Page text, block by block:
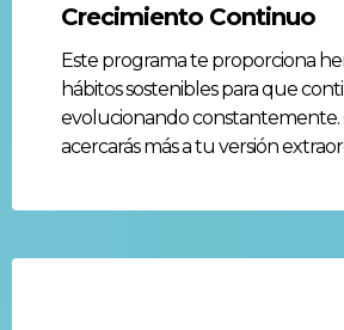
Crecimiento Continuo
Este programa te proporciona
hábitos sostenibles para que
evolucionando constantemente.
acercarás más a tu versión